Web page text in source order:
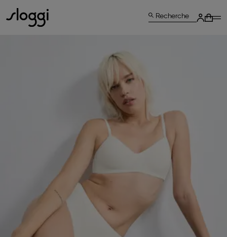
Recherche